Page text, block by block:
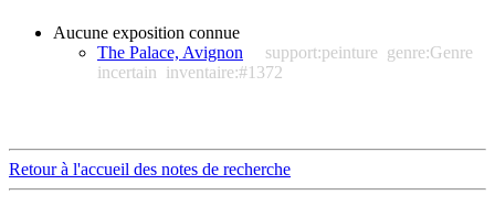
Aucune exposition connue
The Palace, Avignon
support:peinture genre:Genre
incertain inventaire:#1372
Retour à l'accueil des notes de recherche